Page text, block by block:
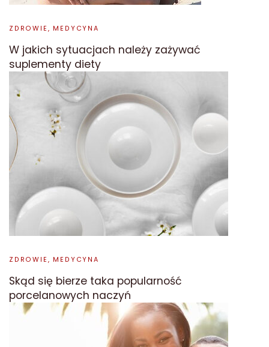
ZDROWIE, MEDYCYNA
W jakich sytuacjach należy zażywać
suplementy diety
ZDROWIE, MEDYCYNA
Skąd się bierze taka popularność
porcelanowych naczyń